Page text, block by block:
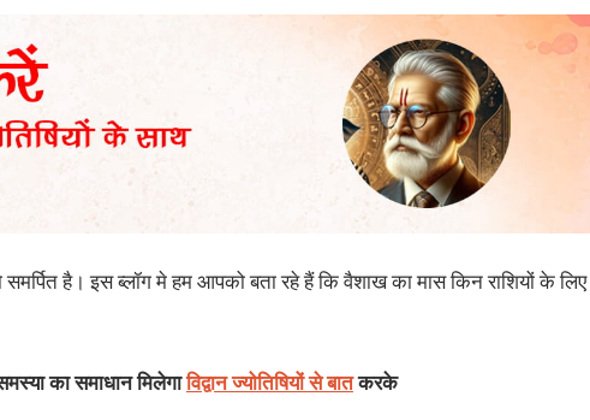
है। इस ब्लॉग मे हम आपको बता रहे हैं कि वैशाख का मास किन राशियों के लिए
का समाधान मिलेगाविद्वान ज्योतिषियों से बातकरके